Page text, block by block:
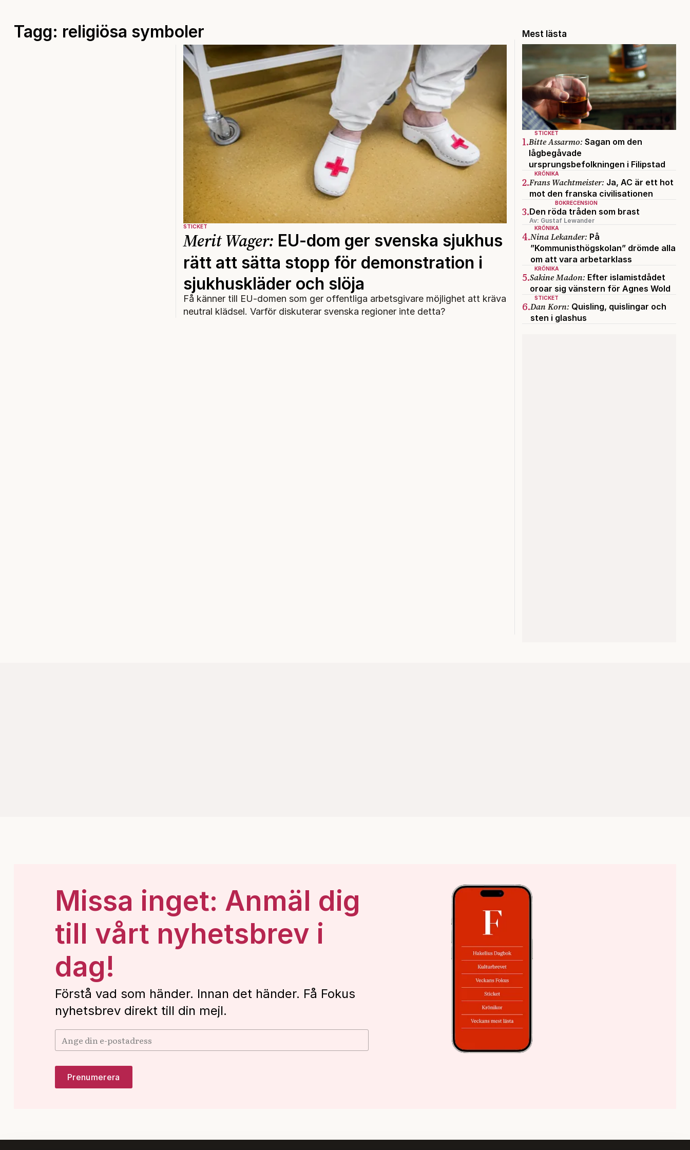
Tagg: religiösa symboler
STICKET
Merit Wager: EU-dom ger svenska sjukhus
rätt att sätta stopp för demonstration i
sjukhuskläder och slöja
Få känner till EU-domen som ger offentliga arbetsgivare möjlighet att kräva
neutral klädsel. Varför diskuterar svenska regioner inte detta?
Mest lästa
STICKET
1.Bitte Assarmo: Sagan om den
lågbegåvade
ursprungsbefolkningen i Filipstad
KRÖNIKA
2.Frans Wachtmeister: Ja, AC är ett hot
mot den franska civilisationen
BOKRECENSION
3.Den röda tråden som brast
Av: Gustaf Lewander
KRÖNIKA
4.Nina Lekander: På
”Kommunisthögskolan” drömde alla
om att vara arbetarklass
KRÖNIKA
5.Sakine Madon: Efter islamistdådet
oroar sig vänstern för Agnes Wold
STICKET
6.Dan Korn: Quisling, quislingar och
sten i glashus
Missa inget: Anmäl dig
till vårt nyhetsbrev i
dag!
Förstå vad som händer. Innan det händer. Få Fokus
nyhetsbrev direkt till din mejl.